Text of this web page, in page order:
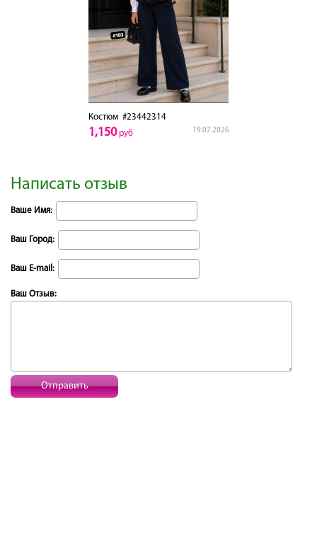
Костюм#23442314
19.07.2026
1,150руб
Написать отзыв
Ваше Имя:
Ваш Город:
Ваш E-mail:
Ваш Отзыв:
Отправить